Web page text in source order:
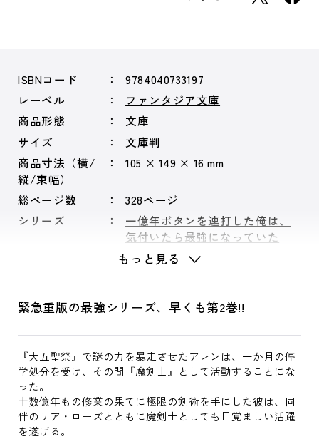
ISBNコード
9784040733197
レーベル
ファンタジア文庫
商品形態
文庫
サイズ
文庫判
商品寸法（横/
縦/束幅）
105 × 149 × 16 mm
総ページ数
328ページ
シリーズ
一億年ボタンを連打した俺は、
気付いたら最強になっていた
もっと見る
緊急重版の最強シリーズ、早くも第2巻!!
『大五聖祭』で謎の力を暴走させたアレンは、一か月の停
学処分を受け、その間『魔剣士』として活動することにな
った。
十数億年もの修業の果てに極限の剣術を手にした彼は、同
伴のリア・ローズとともに魔剣士としても目覚ましい活躍
を遂げる。